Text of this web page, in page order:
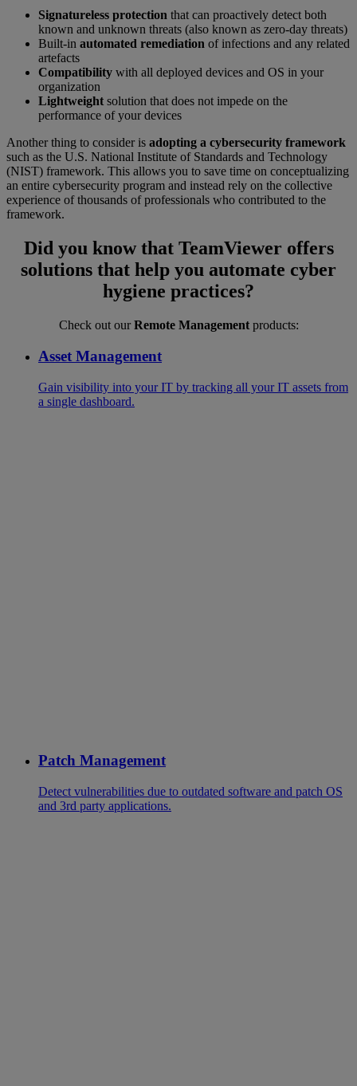
Signatureless protection that can proactively detect both
known and unknown threats (also known as zero-day threats)
Built-in automated remediation of infections and any related
artefacts
Compatibility with all deployed devices and OS in your
organization
Lightweight solution that does not impede on the
performance of your devices
Another thing to consider is adopting a cybersecurity framework
such as the U.S. National Institute of Standards and Technology
(NIST) framework. This allows you to save time on conceptualizing
an entire cybersecurity program and instead rely on the collective
experience of thousands of professionals who contributed to the
framework.
Did you know that TeamViewer offers
solutions that help you automate cyber
hygiene practices?
Check out ourRemote Management products:
Asset Management
Gain visibility into your IT by tracking all your IT assets from
a single dashboard.
Patch Management
Detect vulnerabilities due to outdated software and patch OS
and 3rd party applications.